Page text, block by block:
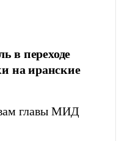
в переходе
на иранские
главы МИД